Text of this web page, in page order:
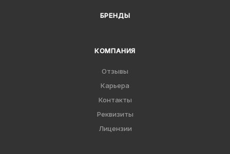
БРЕНДЫ
КОМПАНИЯ
Отзывы
Карьера
Контакты
Реквизиты
Лицензии